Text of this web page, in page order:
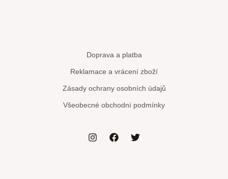
Doprava a platba
Reklamace a vrácení zboží
Zásady ochrany osobních údajů
Všeobecné obchodní podmínky